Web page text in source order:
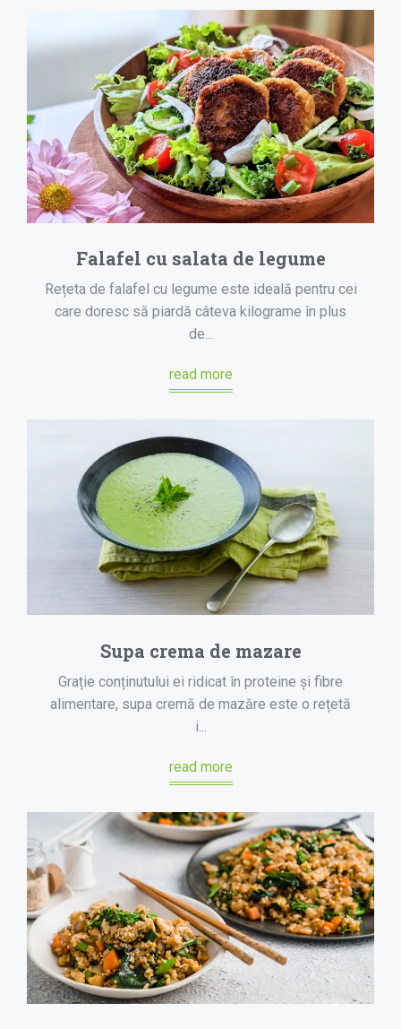
Falafel cu salata de legume
Rețeta de falafel cu legume este ideală pentru cei
care doresc să piardă câteva kilograme în plus
de...
read more
Supa crema de mazare
Grație conținutului ei ridicat în proteine și fibre
alimentare, supa cremă de mazăre este o rețetă
i...
read more